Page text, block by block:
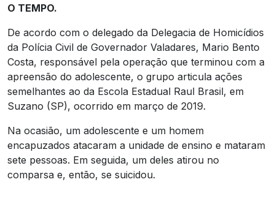
O TEMPO.
De acordo com o delegado da Delegacia de Homicídios
da Polícia Civil de Governador Valadares, Mario Bento
Costa, responsável pela operação que terminou com a
apreensão do adolescente, o grupo articula ações
semelhantes ao da Escola Estadual Raul Brasil, em
Suzano (SP), ocorrido em março de 2019.
Na ocasião, um adolescente e um homem
encapuzados atacaram a unidade de ensino e mataram
sete pessoas. Em seguida, um deles atirou no
comparsa e, então, se suicidou.